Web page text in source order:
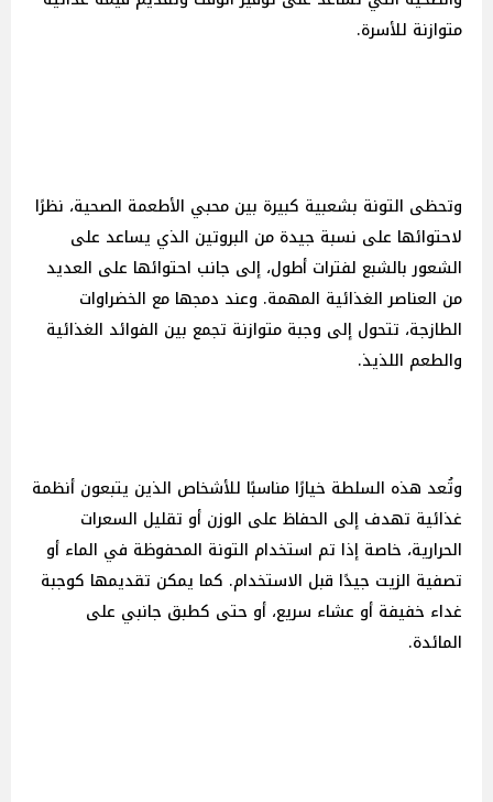
متوازنة للأسرة.
وتحظى التونة بشعبية كبيرة بين محبي الأطعمة الصحية، نظرًا
لاحتوائها على نسبة جيدة من البروتين الذي يساعد على
الشعور بالشبع لفترات أطول، إلى جانب احتوائها على العديد
من العناصر الغذائية المهمة. وعند دمجها مع الخضراوات
الطازجة، تتحول إلى وجبة متوازنة تجمع بين الفوائد الغذائية
والطعم اللذيذ.
وتُعد هذه السلطة خيارًا مناسبًا للأشخاص الذين يتبعون أنظمة
غذائية تهدف إلى الحفاظ على الوزن أو تقليل السعرات
الحرارية، خاصة إذا تم استخدام التونة المحفوظة في الماء أو
تصفية الزيت جيدًا قبل الاستخدام. كما يمكن تقديمها كوجبة
غداء خفيفة أو عشاء سريع، أو حتى كطبق جانبي على
المائدة.